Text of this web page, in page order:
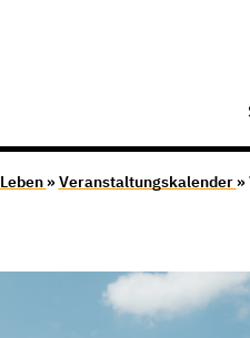
Leben »Veranstaltungskalender »